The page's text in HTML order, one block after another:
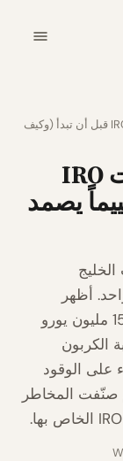
لماذا تفشل معظم تقييمات IRO قبل أن تبدأ (وكيف
لماذا تفشل معظم تقييمات IRO
يصمد
عام واحد. أظهر
تقييمها لمعايير ESRS E1 خيارين: استثمار 15 مليون يورو
الكربون
على الوقود
صنّفت المخاطر